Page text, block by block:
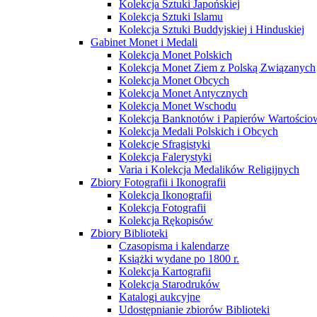
Kolekcja Sztuki Japońskiej
Kolekcja Sztuki Islamu
Kolekcja Sztuki Buddyjskiej i Hinduskiej
Gabinet Monet i Medali
Kolekcja Monet Polskich
Kolekcja Monet Ziem z Polską Związanych
Kolekcja Monet Obcych
Kolekcja Monet Antycznych
Kolekcja Monet Wschodu
Kolekcja Banknotów i Papierów
Kolekcja Medali Polskich i Obcych
Kolekcje Sfragistyki
Kolekcja Falerystyki
Varia i Kolekcja Medalików Religijnych
Zbiory Fotografii i Ikonografii
Kolekcja Ikonografii
Kolekcja Fotografii
Kolekcja Rękopisów
Zbiory Biblioteki
Czasopisma i kalendarze
Książki wydane po 1800 r.
Kolekcja Kartografii
Kolekcja Starodruków
Katalogi aukcyjne
Udostępnianie zbiorów Biblioteki